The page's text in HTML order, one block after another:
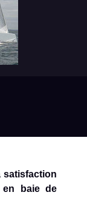
satisfaction
en baie de